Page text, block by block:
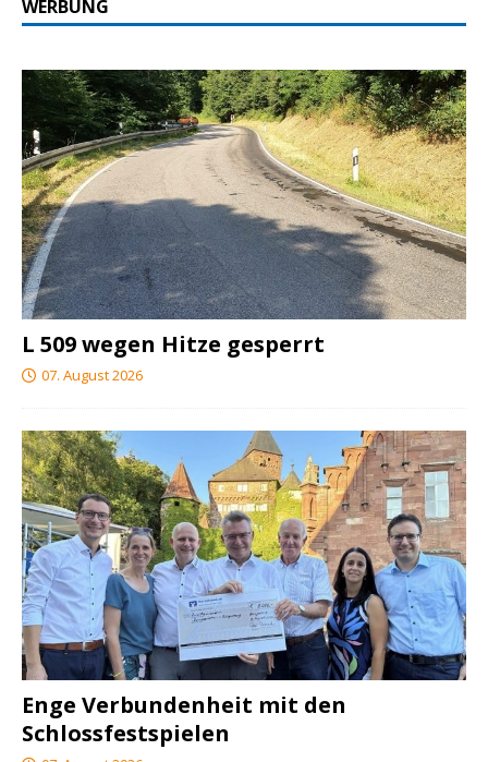
WERBUNG
L 509 wegen Hitze gesperrt
07. August 2026
Enge Verbundenheit mit den
Schlossfestspielen